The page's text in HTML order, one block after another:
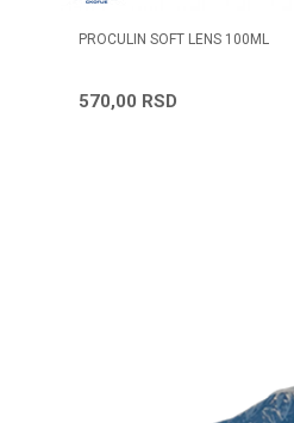
PROCULIN SOFT LENS 100ML
570,00 RSD